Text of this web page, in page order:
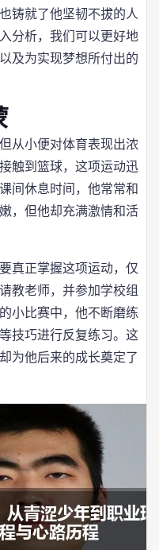
铸就了他坚韧不拔的人
分析，我们可以更好地
及为实现梦想所付出的
从小便对体育表现出浓
触到篮球，这项运动迅
间休息时间，他常常和
，但他却充满激情和活
真正掌握这项运动，仅
教老师，并参加学校组
小比赛中，他不断磨练
技巧进行反复练习。这
为他后来的成长奠定了